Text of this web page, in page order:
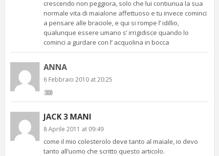
crescendo non peggiora, solo che lui contiunua la sua
normale vita di maialone affettuoso e tu invece cominci
a pensare alle braciole, e qui si rompe l’ idillio,
qualunque essere umano s’ irrigidisce quando lo
cominci a gurdare con l’ acquolina in bocca
ANNA
6 Febbraio 2010 at 20:25
:)))))
JACK 3 MANI
8 Aprile 2011 at 09:49
come il mio colesterolo deve tanto al maiale, io devo
tanto all’uomo che scritto questo articolo.